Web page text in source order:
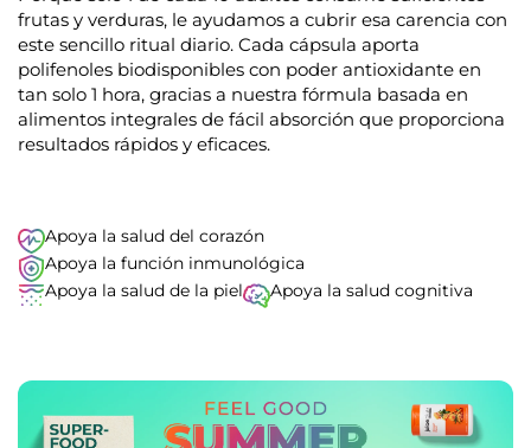
s
t
r
e
l
l
a
s
e
s
p
l
a
z
e
a
l
r
e
s
frutas y verduras, le ayudamos a cubrir esa carencia con
este sencillo ritual diario. Cada cápsula aporta
polifenoles biodisponibles con poder antioxidante en
tan solo 1 hora, gracias a nuestra fórmula basada en
alimentos integrales de fácil absorción que proporciona
resultados rápidos y eficaces.
Apoya la salud del corazón
Apoya la función inmunológica
Apoya la salud de la piel
Apoya la salud cognitiva